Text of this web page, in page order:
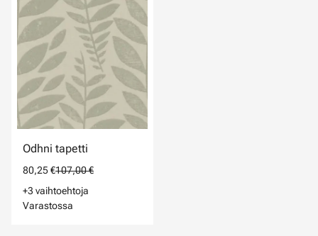
Odhni tapetti
80,25 €107,00 €
+3 vaihtoehtoja
Varastossa